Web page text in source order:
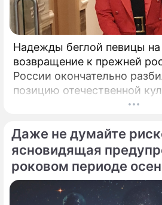
Надежды беглой певицы на
возвращение к прежней
России окончательно
позицию отечественной
Эпопея вокруг возможного
сцену приобрела
бескомпромиссный
Даже не думайте
ясновидящая
роковом периоде